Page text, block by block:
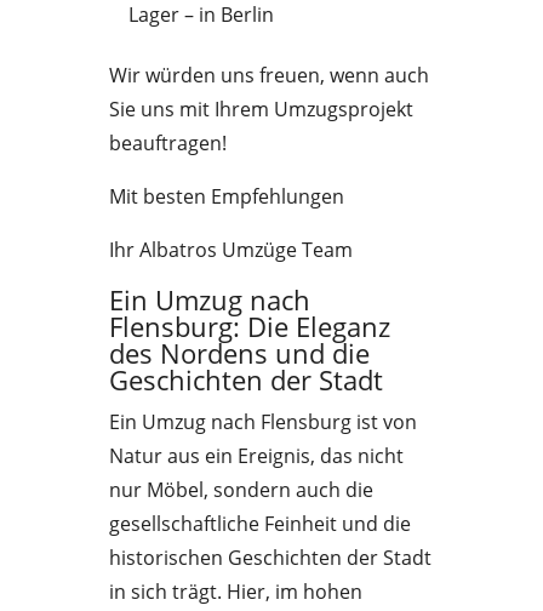
Lager – in Berlin
Wir würden uns freuen, wenn auch
Sie uns mit Ihrem Umzugsprojekt
beauftragen!
Mit besten Empfehlungen
Ihr Albatros Umzüge Team
Ein Umzug nach
Flensburg: Die Eleganz
des Nordens und die
Geschichten der Stadt
Ein Umzug nach Flensburg ist von
Natur aus ein Ereignis, das nicht
nur Möbel, sondern auch die
gesellschaftliche Feinheit und die
historischen Geschichten der Stadt
in sich trägt. Hier, im hohen